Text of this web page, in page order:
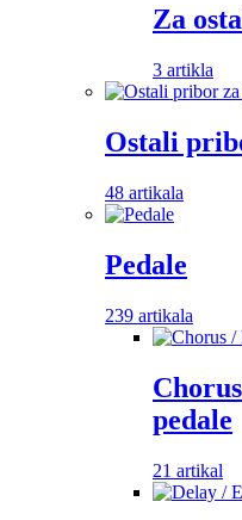
Za
3 artikla
Ostali
48 artikala
Pedale
239 artikala
pedale
21 artikal